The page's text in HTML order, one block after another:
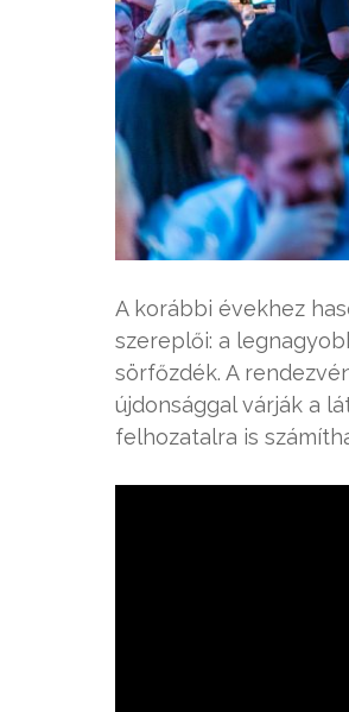
A korábbi évekhez
szereplői: a
sörfőzdék. A
újdonsággal várják a
felhozatalra is